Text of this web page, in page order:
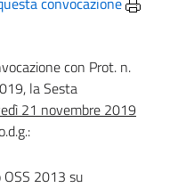
con Prot. n.
la Sesta
21 novembre 2019
2013 su